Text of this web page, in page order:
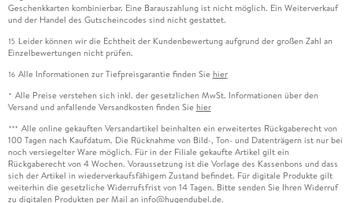
Geschenkkarten kombinierbar. Eine Barauszahlung ist nicht möglich. Ein Weiterverkauf
und der Handel des Gutscheincodes sind nicht gestattet.
15 Leider können wir die Echtheit der Kundenbewertung aufgrund der großen Zahl an
Einzelbewertungen nicht prüfen.
16 Alle Informationen zur Tiefpreisgarantie finden Sie hier
* Alle Preise verstehen sich inkl. der gesetzlichen MwSt. Informationen über den
Versand und anfallende Versandkosten finden Sie hier
*** Alle online gekauften Versandartikel beinhalten ein erweitertes Rückgaberecht von
100 Tagen nach Kaufdatum. Die Rücknahme von Bild-, Ton- und Datenträgern ist nur bei
noch versiegelter Ware möglich. Für in der Filiale gekaufte Artikel gilt ein
Rückgaberecht von 4 Wochen. Voraussetzung ist die Vorlage des Kassenbons und dass
sich der Artikel in wiederverkaufsfähigem Zustand befindet. Für digitale Produkte gilt
weiterhin die gesetzliche Widerrufsfrist von 14 Tagen. Bitte senden Sie Ihren Widerruf
zu digitalen Produkten per Mail an info@hugendubel.de.